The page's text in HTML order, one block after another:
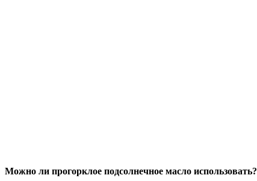
Можно ли прогорклое подсолнечное масло использовать?